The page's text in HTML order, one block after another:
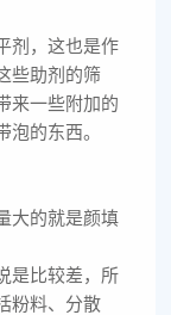
，这也是作
些助剂的筛
来一些附加的
的东西。
的就是颜填
比较差，所
粉料、分散